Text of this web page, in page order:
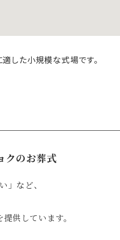
した小規模な式場です。
クのお葬式
」など、
供しています。